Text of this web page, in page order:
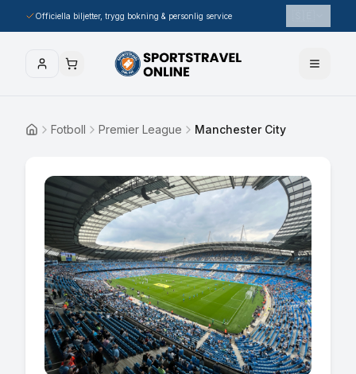
Officiella biljetter, trygg bokning & personlig service
Hem Fotboll Premier League Manchester City